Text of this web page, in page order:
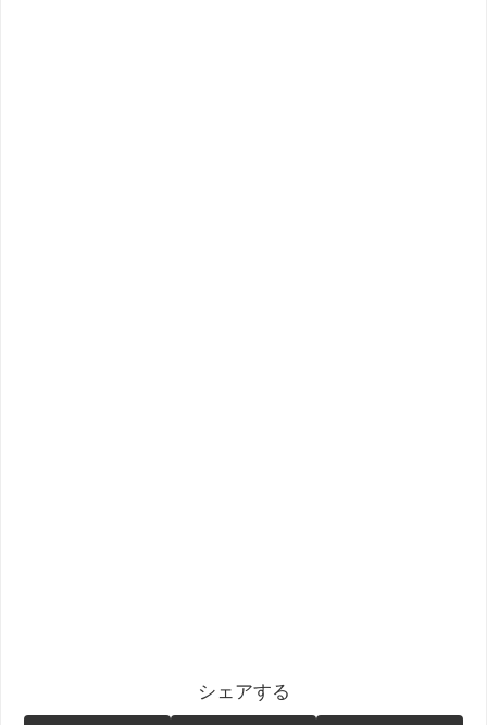
シェアする